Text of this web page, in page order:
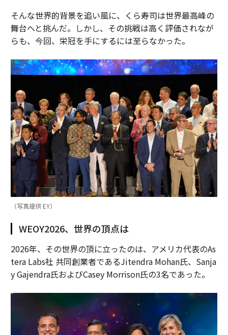
そんな世界的背景を追い風に、くら寿司は世界最高峰の
舞台へと挑んだ。しかし、その挑戦は高く評価されなが
らも、今回、栄冠を手にするには至らなかった。
（写真提供 EY）
WEOY2026、世界の頂点は
2026年、その世界の頂に立ったのは、アメリカ代表のAs
tera Labs社 共同創業者であるJitendra Mohan氏、Sanja
y Gajendra氏およびCasey Morrison氏の3名であった。